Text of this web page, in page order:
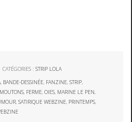
CATÉGORIES :STRIP LOLA
, BANDE-DESSINÉE, FANZINE,STRIP,
MOUTONS, FERME,OIES, MARINE LE PEN,
,SATIRIQUE WEBZINE, PRINTEMPS,